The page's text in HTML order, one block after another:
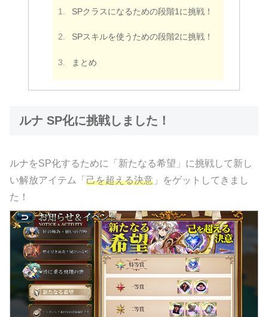
SPクラスになるための段階1に挑戦！
SPスキルを使うための段階2に挑戦！
まとめ
ルナ SP化に挑戦しました！
ルナをSP化するために「新たなる希望」に挑戦して新し
い解放アイテム「 己を超える決意 」をゲットしてきまし
た！